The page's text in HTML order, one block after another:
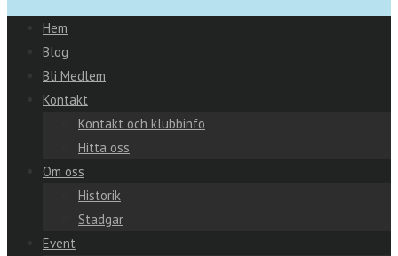
Hem
Blog
Bli Medlem
Kontakt
Kontakt och klubbinfo
Hitta oss
Om oss
Historik
Stadgar
Event